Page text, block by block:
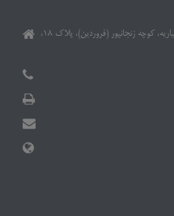
تهران، خیابان پاسداران، خیابان دولت، بعد از اختیاریه، کوچه زنجانپور (فروردین)، پلاک ۱۸،